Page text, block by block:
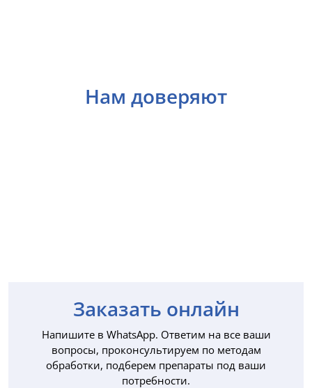
Нам доверяют
Заказать онлайн
Напишите в WhatsApp. Ответим на все ваши
вопросы, проконсультируем по методам
обработки, подберем препараты под ваши
потребности.